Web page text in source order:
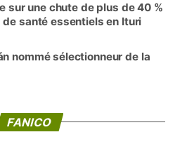
sur une chute de plus de 40 %
santé essentiels en Ituri
nommé sélectionneur de la
FANICO